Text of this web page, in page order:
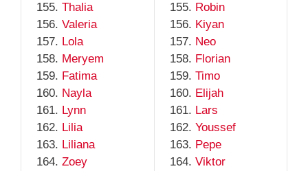
Thalia
Valeria
Lola
Meryem
Fatima
Nayla
Lynn
Lilia
Liliana
Zoey
Robin
Kiyan
Neo
Florian
Timo
Elijah
Lars
Youssef
Pepe
Viktor